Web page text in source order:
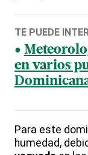
TE PUEDE
en varios
Para este
humedad,